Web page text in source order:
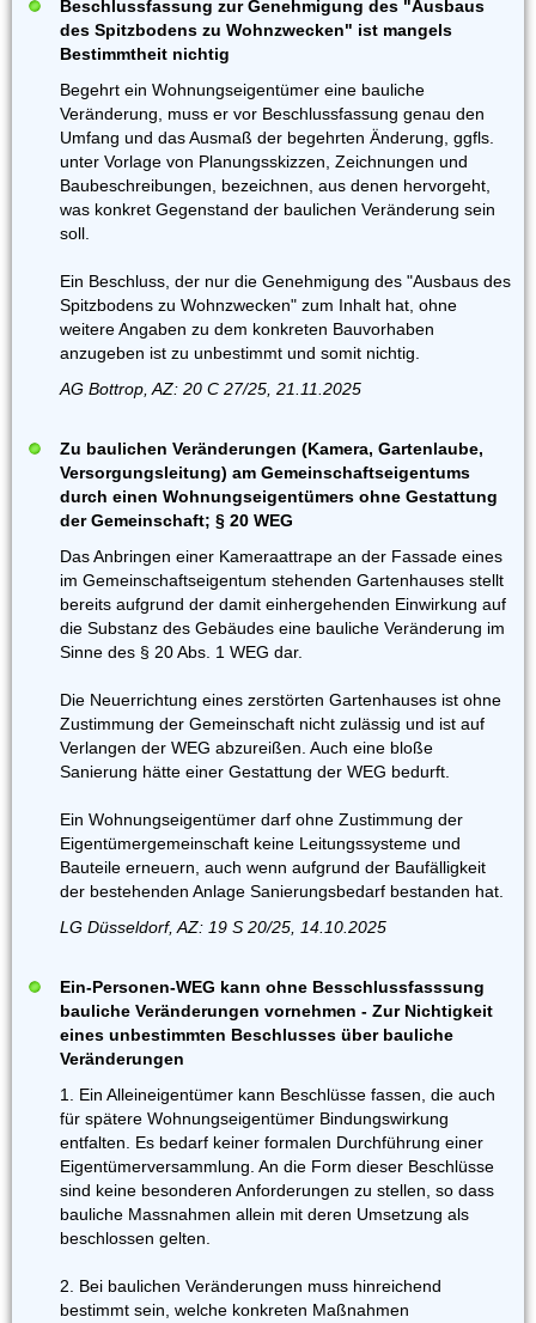
Beschlussfassung zur Genehmigung des "Ausbaus
des Spitzbodens zu Wohnzwecken" ist mangels
Bestimmtheit nichtig
Begehrt ein Wohnungseigentümer eine bauliche
Veränderung, muss er vor Beschlussfassung genau den
Umfang und das Ausmaß der begehrten Änderung, ggfls.
unter Vorlage von Planungsskizzen, Zeichnungen und
Baubeschreibungen, bezeichnen, aus denen hervorgeht,
was konkret Gegenstand der baulichen Veränderung sein
soll.
Ein Beschluss, der nur die Genehmigung des "Ausbaus des
Spitzbodens zu Wohnzwecken" zum Inhalt hat, ohne
weitere Angaben zu dem konkreten Bauvorhaben
anzugeben ist zu unbestimmt und somit nichtig.
AG Bottrop, AZ: 20 C 27/25, 21.11.2025
Zu baulichen Veränderungen (Kamera, Gartenlaube,
Versorgungsleitung) am Gemeinschaftseigentums
durch einen Wohnungseigentümers ohne Gestattung
der Gemeinschaft; § 20 WEG
Das Anbringen einer Kameraattrape an der Fassade eines
im Gemeinschaftseigentum stehenden Gartenhauses stellt
bereits aufgrund der damit einhergehenden Einwirkung auf
die Substanz des Gebäudes eine bauliche Veränderung im
Sinne des § 20 Abs. 1 WEG dar.
Die Neuerrichtung eines zerstörten Gartenhauses ist ohne
Zustimmung der Gemeinschaft nicht zulässig und ist auf
Verlangen der WEG abzureißen. Auch eine bloße
Sanierung hätte einer Gestattung der WEG bedurft.
Ein Wohnungseigentümer darf ohne Zustimmung der
Eigentümergemeinschaft keine Leitungssysteme und
Bauteile erneuern, auch wenn aufgrund der Baufälligkeit
der bestehenden Anlage Sanierungsbedarf bestanden hat.
LG Düsseldorf, AZ: 19 S 20/25, 14.10.2025
Ein-Personen-WEG kann ohne Besschlussfasssung
bauliche Veränderungen vornehmen - Zur Nichtigkeit
eines unbestimmten Beschlusses über bauliche
Veränderungen
1. Ein Alleineigentümer kann Beschlüsse fassen, die auch
für spätere Wohnungseigentümer Bindungswirkung
entfalten. Es bedarf keiner formalen Durchführung einer
Eigentümerversammlung. An die Form dieser Beschlüsse
sind keine besonderen Anforderungen zu stellen, so dass
bauliche Massnahmen allein mit deren Umsetzung als
beschlossen gelten.
2. Bei baulichen Veränderungen muss hinreichend
bestimmt sein, welche konkreten Maßnahmen